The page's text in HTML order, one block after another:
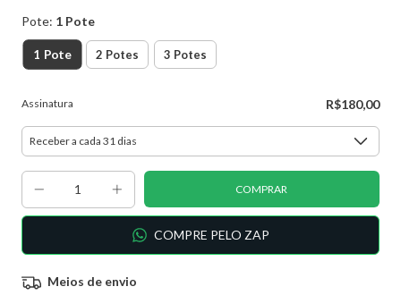
Pote: 1 Pote
1 Pote 2 Potes 3 Potes
Assinatura R$180,00
Receber a cada 31 dias
COMPRE PELO ZAP
Meios de envio